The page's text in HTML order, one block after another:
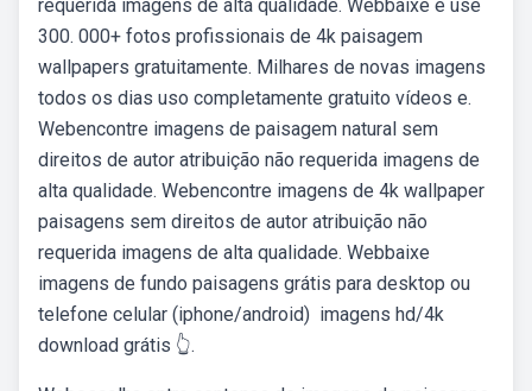
requerida imagens de alta qualidade. Webbaixe e use
300. 000+ fotos profissionais de 4k paisagem
wallpapers gratuitamente. Milhares de novas imagens
todos os dias uso completamente gratuito vídeos e.
Webencontre imagens de paisagem natural sem
direitos de autor atribuição não requerida imagens de
alta qualidade. Webencontre imagens de 4k wallpaper
paisagens sem direitos de autor atribuição não
requerida imagens de alta qualidade. Webbaixe
imagens de fundo paisagens grátis para desktop ou
telefone celular (iphone/android) ️ imagens hd/4k ️
download grátis 👆.